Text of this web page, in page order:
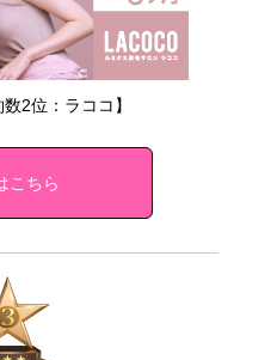
2位：ラココ】
こちら